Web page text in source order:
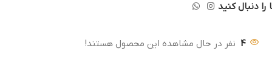
را دنبال کنید
4 نفر در حال مشاهده این محصول هستند!